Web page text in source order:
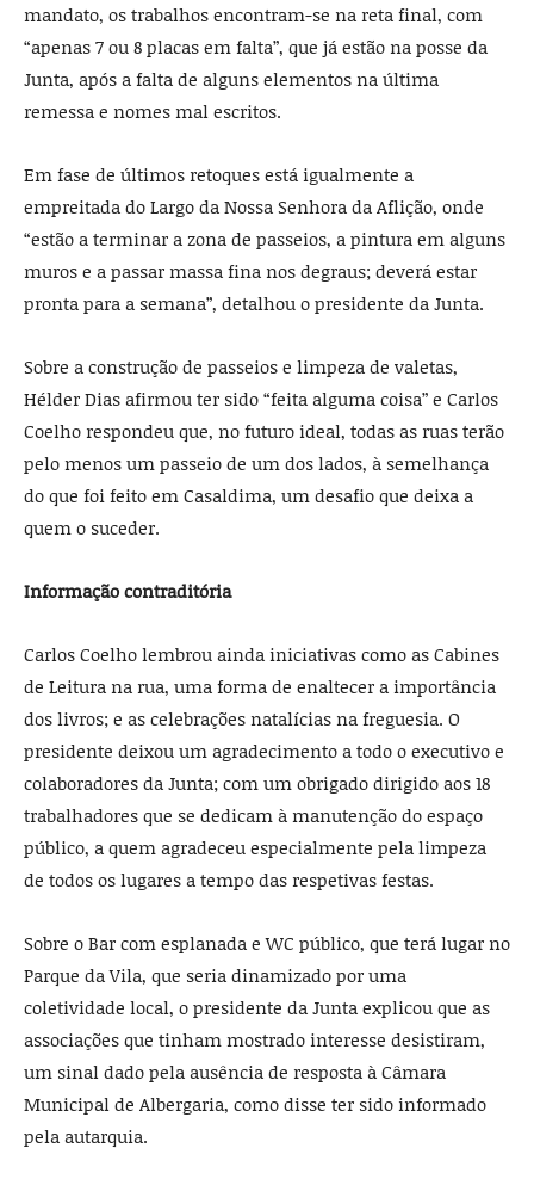
mandato, os trabalhos encontram-se na reta final, com
“apenas 7 ou 8 placas em falta”, que já estão na posse da
Junta, após a falta de alguns elementos na última
remessa e nomes mal escritos.
Em fase de últimos retoques está igualmente a
empreitada do Largo da Nossa Senhora da Aflição, onde
“estão a terminar a zona de passeios, a pintura em alguns
muros e a passar massa fina nos degraus; deverá estar
pronta para a semana”, detalhou o presidente da Junta.
Sobre a construção de passeios e limpeza de valetas,
Hélder Dias afirmou ter sido “feita alguma coisa” e Carlos
Coelho respondeu que, no futuro ideal, todas as ruas terão
pelo menos um passeio de um dos lados, à semelhança
do que foi feito em Casaldima, um desafio que deixa a
quem o suceder.
Informação contraditória
Carlos Coelho lembrou ainda iniciativas como as Cabines
de Leitura na rua, uma forma de enaltecer a importância
dos livros; e as celebrações natalícias na freguesia. O
presidente deixou um agradecimento a todo o executivo e
colaboradores da Junta; com um obrigado dirigido aos 18
trabalhadores que se dedicam à manutenção do espaço
público, a quem agradeceu especialmente pela limpeza
de todos os lugares a tempo das respetivas festas.
Sobre o Bar com esplanada e WC público, que terá lugar no
Parque da Vila, que seria dinamizado por uma
coletividade local, o presidente da Junta explicou que as
associações que tinham mostrado interesse desistiram,
um sinal dado pela ausência de resposta à Câmara
Municipal de Albergaria, como disse ter sido informado
pela autarquia.